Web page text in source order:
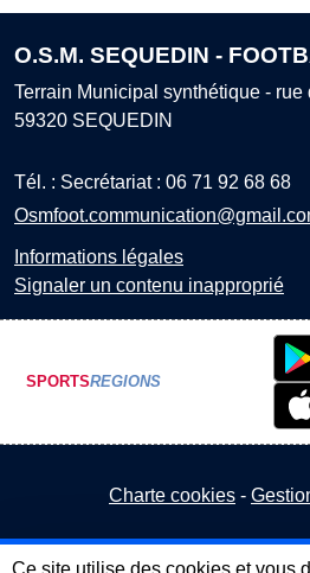
O.S.M. SEQUEDIN -
Terrain Municipal synthétique -
59320 SEQUEDIN
Tél. : Secrétariat : 06 71 92 68 68
Informations légales
Signaler un contenu inapproprié
SPORTSREGIONS
Charte cookies
Ce site utilise des cookies et vous